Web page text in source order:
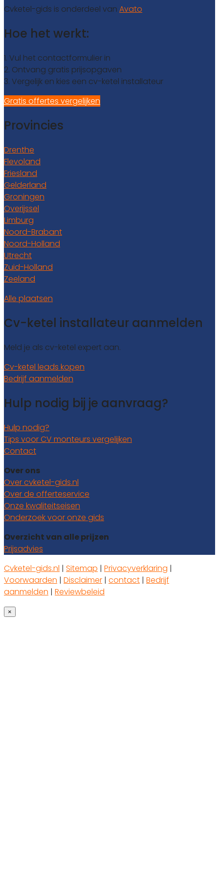
Cvketel-gids is onderdeel van Avato
Hoe het werkt:
1. Vul het contactformulier in
2. Ontvang gratis prijsopgaven
3. Vergelijk en kies een cv-ketel installateur
Gratis offertes vergelijken
Provincies
Drenthe
Flevoland
Friesland
Gelderland
Groningen
Overijssel
Limburg
Noord-Brabant
Noord-Holland
Utrecht
Zuid-Holland
Zeeland
Alle plaatsen
Cv-ketel installateur aanmelden
Meld je als cv-ketel expert aan.
Cv-ketel leads kopen
Bedrijf aanmelden
Hulp nodig bij je aanvraag?
Hulp nodig?
Tips voor CV monteurs vergelijken
Contact
Over ons
Over cvketel-gids.nl
Over de offerteservice
Onze kwaliteitseisen
Onderzoek voor onze gids
Overzicht van alle prijzen
Prijsadvies
Cvketel-gids.nl | Sitemap | Privacyverklaring |
Voorwaarden | Disclaimer | contact | Bedrijf
aanmelden | Reviewbeleid
×